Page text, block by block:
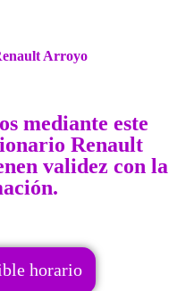
Arroyo
mediante este
Renault
validez con la
horario